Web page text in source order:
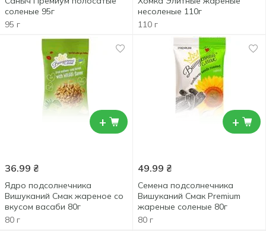
соленые 95г
95 г
несоленые 110г
110 г
+
36.99 ₴
Ядро подсолнечника
Вишуканий Смак жареное со
вкусом васаби 80г
80 г
+
49.99 ₴
Семена подсолнечника
Вишуканий Смак Premium
жареные соленые 80г
80 г